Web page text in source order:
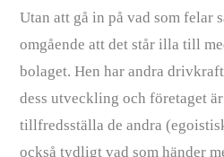
Utan att gå in på vad som felar
omgående att det står illa till
bolaget. Hen har andra
dess utveckling och företaget
tillfredsställa de andra
också tydligt vad som händer